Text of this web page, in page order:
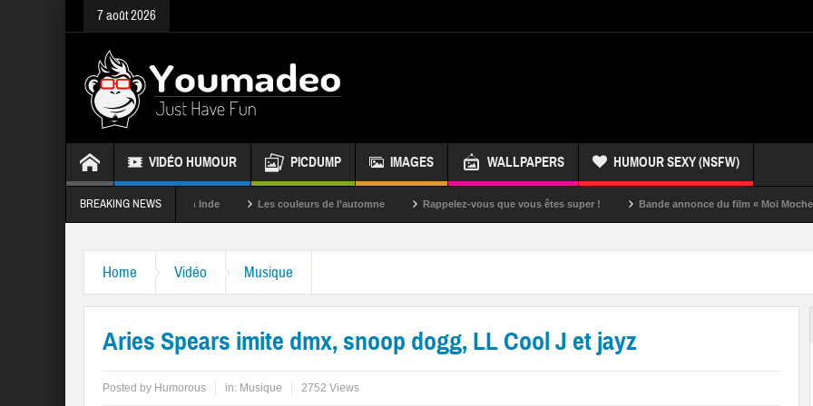
7 août 2026
VIDÉO HUMOUR PICDUMP IMAGES WALLPAPERS HUMOUR SEXY (NSFW)
BREAKING NEWS
La fête des couleurs en Inde Les couleurs de l’automne Rappelez-vous que vous êtes super ! Bande annonce du film « Moi Moche et
Home Vidéo Musique
Aries Spears imite dmx, snoop dogg, LL Cool J et jayz
Posted by Humorous in: Musique 2752 Views